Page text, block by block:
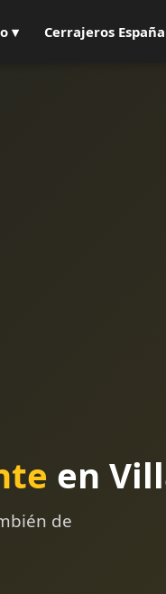
▾ Cerrajeros España
en
de